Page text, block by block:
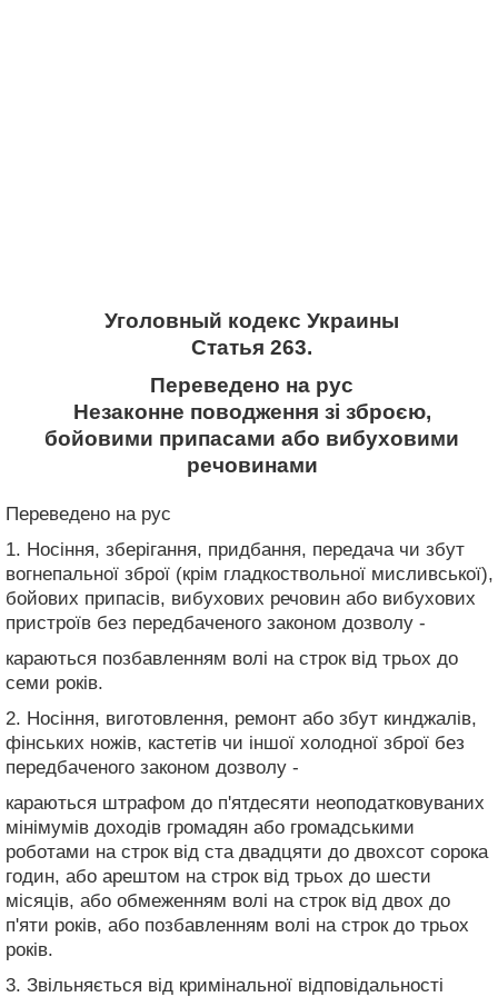
Уголовный кодекс Украины
Статья 263.
Переведено на рус
Незаконне поводження зі зброєю,
бойовими припасами або вибуховими
речовинами
Переведено на рус
1. Носіння, зберігання, придбання, передача чи збут
вогнепальної зброї (крім гладкоствольної мисливської),
бойових припасів, вибухових речовин або вибухових
пристроїв без передбаченого законом дозволу -
караються позбавленням волі на строк від трьох до
семи років.
2. Носіння, виготовлення, ремонт або збут кинджалів,
фінських ножів, кастетів чи іншої холодної зброї без
передбаченого законом дозволу -
караються штрафом до п'ятдесяти неоподатковуваних
мінімумів доходів громадян або громадськими
роботами на строк від ста двадцяти до двохсот сорока
годин, або арештом на строк від трьох до шести
місяців, або обмеженням волі на строк від двох до
п'яти років, або позбавленням волі на строк до трьох
років.
3. Звільняється від кримінальної відповідальності